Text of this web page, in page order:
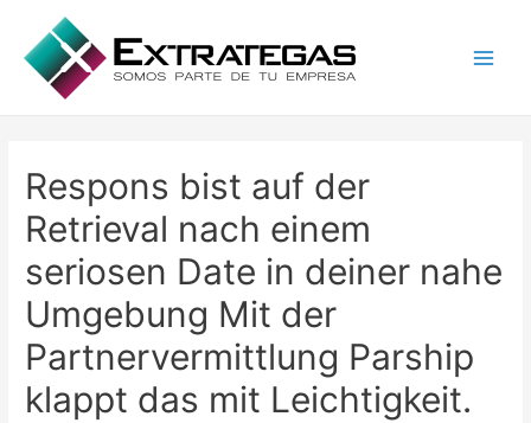
Respons bist auf der
Retrieval nach einem
seriosen Date in deiner nahe
Umgebung Mit der
Partnervermittlung Parship
klappt das mit Leichtigkeit.